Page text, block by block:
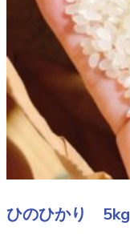
ひのひかり 5kg